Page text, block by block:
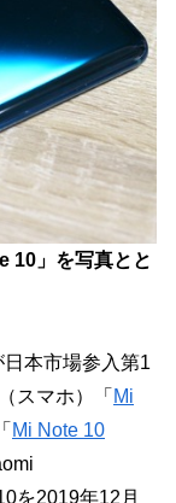
10」を写真とと
日本市場参入第1
スマホ）「 Mi
Mi Note 10
を2019年12月